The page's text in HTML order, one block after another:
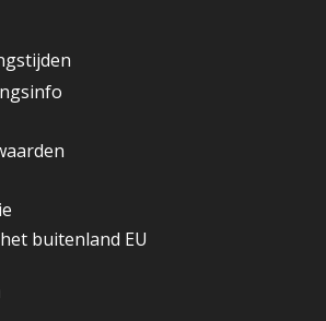
buitenland EU